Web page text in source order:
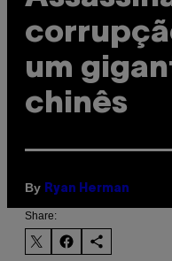
um
chinês
By Ryan Herman
Share: